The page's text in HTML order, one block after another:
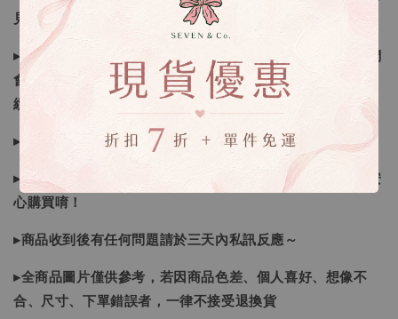
見諒
▸因日本商品貨況和價格是浮動的，若遇到缺貨或者調價我們
會視情況等待下單，若您想要知道即時貨況還請主動聯繫後
續喔
▸如遇缺斷貨情形會再另行告知，請注意訊息及信箱收件
▸商品皆由日本、韓國門市、官網購入，皆為正品，您可以安
心購買唷！
▸商品收到後有任何問題請於三天內私訊反應～
▸全商品圖片僅供參考，若因商品色差、個人喜好、想像不
合、尺寸、下單錯誤者，一律不接受退換貨